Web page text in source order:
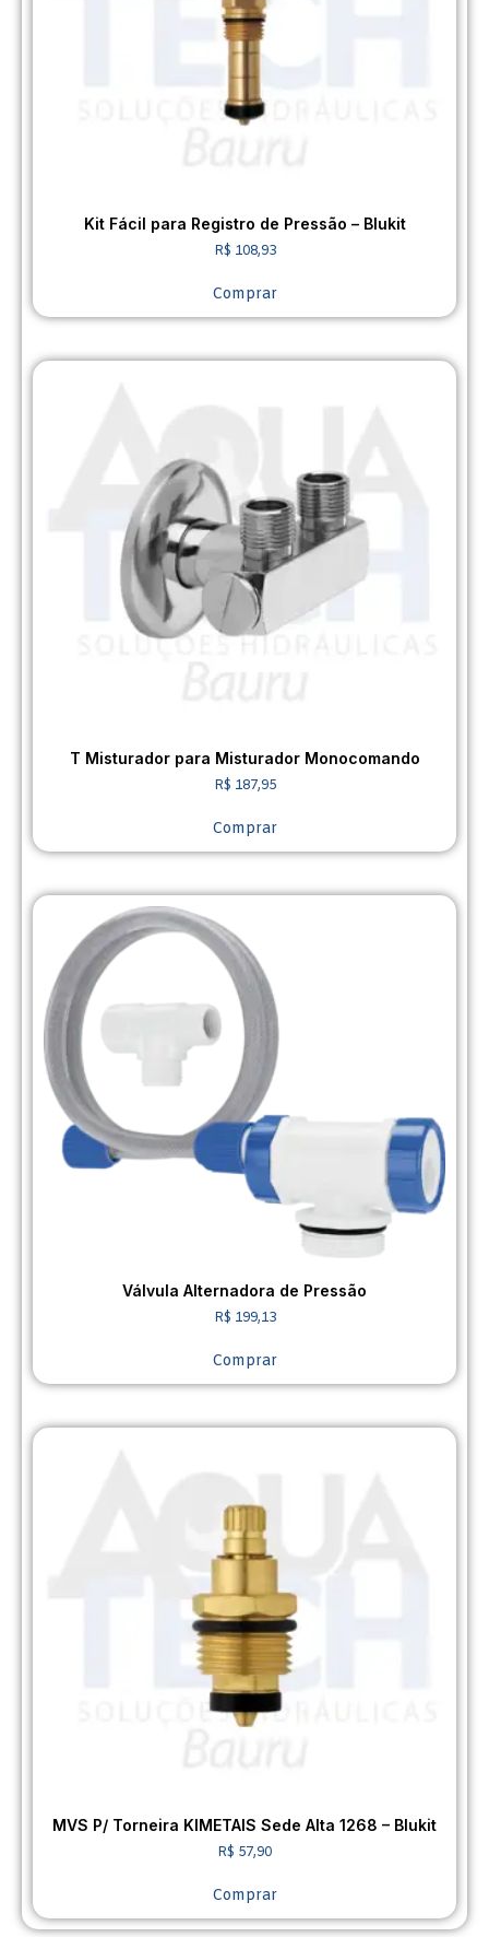
Kit Fácil para Registro de Pressão – Blukit
R$ 108,93
Comprar
T Misturador para Misturador Monocomando
R$ 187,95
Comprar
Válvula Alternadora de Pressão
R$ 199,13
Comprar
MVS P/ Torneira KIMETAIS Sede Alta 1268 – Blukit
R$ 57,90
Comprar